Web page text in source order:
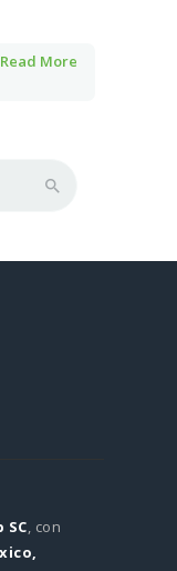
Read More
SC, con